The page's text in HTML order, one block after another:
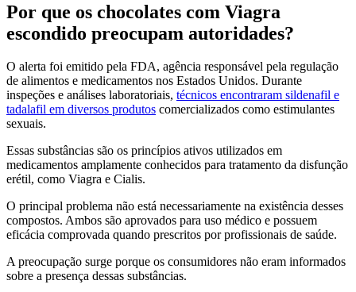
Por que os chocolates com Viagra
escondido preocupam autoridades?
O alerta foi emitido pela FDA, agência responsável pela regulação
de alimentos e medicamentos nos Estados Unidos. Durante
inspeções e análises laboratoriais, técnicos encontraram sildenafil e
tadalafil em diversos produtos comercializados como estimulantes
sexuais.
Essas substâncias são os princípios ativos utilizados em
medicamentos amplamente conhecidos para tratamento da disfunção
erétil, como Viagra e Cialis.
O principal problema não está necessariamente na existência desses
compostos. Ambos são aprovados para uso médico e possuem
eficácia comprovada quando prescritos por profissionais de saúde.
A preocupação surge porque os consumidores não eram informados
sobre a presença dessas substâncias.